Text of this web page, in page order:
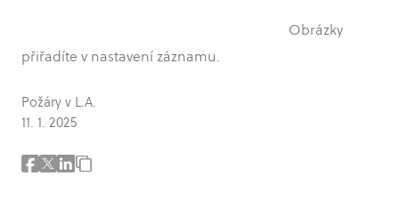
Obrázky
přiřadíte v nastavení záznamu.
Požáry v L.A.
11. 1. 2025